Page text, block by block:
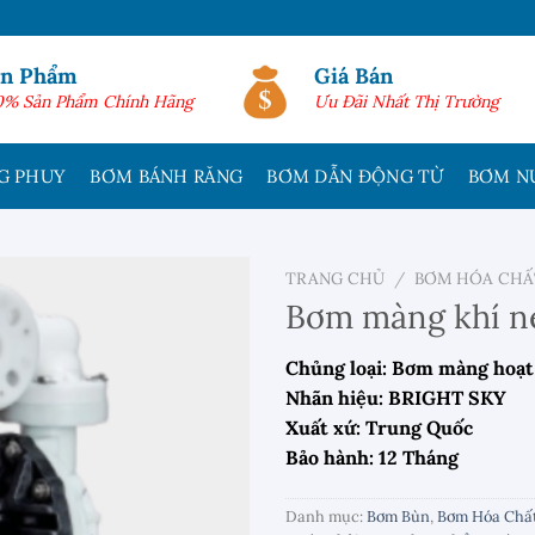
Phẩm
Sản Phẩm Chính Hãng
Giá Bán
Ưu Đãi Nhất Thị Trường
PHUY BƠM BÁNH RĂNG BƠM DẪN ĐỘNG TỪ BƠM
TRANG CHỦ / BƠM HÓA
Bơm màng khí
Chủng loại: Bơm màng
Nhãn hiệu: BRIGHT SKY
Xuất xứ: Trung Quốc
Bảo hành: 12 Tháng
Danh mục:Bơm Bùn,Bơm Hóa